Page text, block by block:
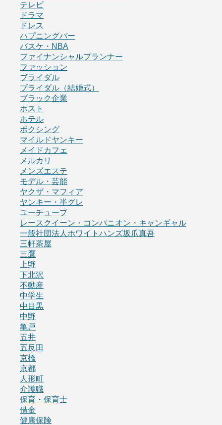
テレビ
ドラマ
ドレス
ハプニングバー
バスケ・NBA
ファイナンシャルプランナー
ファッション
ブライダル
ブライダル（結婚式）
ブラック企業
ホスト
ホテル
ボクシング
マイルドヤンキー
メイドカフェ
メルカリ
メンズエステ
モデル・芸能
ヤクザ・マフィア
ヤンキー・半グレ
ユーチューブ
レースクイーン・コンパニオン・キャンギャル
一般社団法人ホワイトハンズ坂爪真吾
三軒茶屋
三鷹
上野
下北沢
不動産
中学生
中目黒
中野
亀戸
五井
五反田
京橋
京都
人形町
介護職
保育・保育士
借金
健康保険